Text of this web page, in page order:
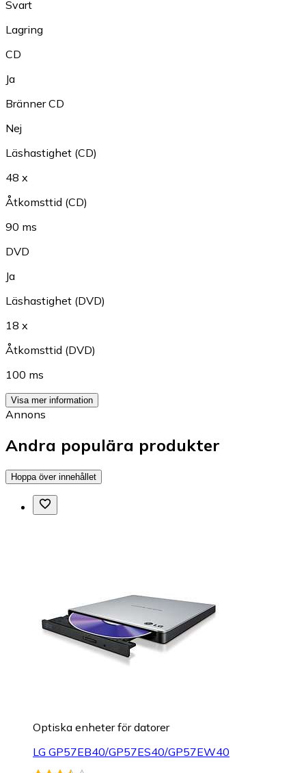
Svart
Lagring
CD
Ja
Bränner CD
Nej
Läshastighet (CD)
48 x
Åtkomsttid (CD)
90 ms
DVD
Ja
Läshastighet (DVD)
18 x
Åtkomsttid (DVD)
100 ms
Visa mer information
Annons
Andra populära produkter
Hoppa över innehållet
Optiska enheter för datorer
LG GP57EB40/GP57ES40/GP57EW40